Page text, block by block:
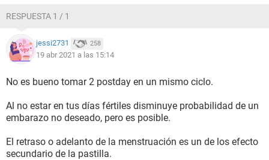
RESPUESTA 1 / 1
jessi2731 258
19 abr 2021 a las 15:14
No es bueno tomar 2 postday en un mismo ciclo.
Al no estar en tus días fértiles disminuye probabilidad de un
embarazo no deseado, pero es posible.
El retraso o adelanto de la menstruación es un de los efecto
secundario de la pastilla.